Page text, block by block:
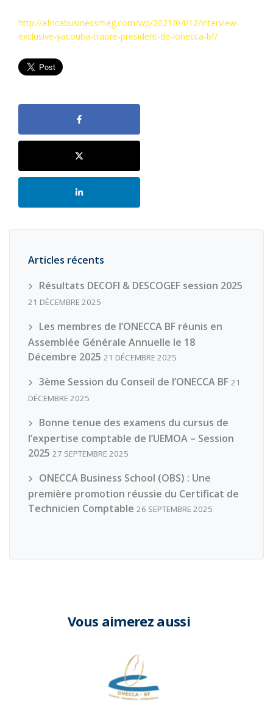
http://africabusinessmag.com/wp/2021/04/12/interview-
exclusive-yacouba-traore-president-de-lonecca-bf/
Articles récents
Résultats DECOFI & DESCOGEF session 2025
21 DÉCEMBRE 2025
Les membres de l’ONECCA BF réunis en
Assemblée Générale Annuelle le 18
Décembre 2025 21 DÉCEMBRE 2025
3ème Session du Conseil de l’ONECCA BF 21
DÉCEMBRE 2025
Bonne tenue des examens du cursus de
l’expertise comptable de l’UEMOA – Session
2025 27 SEPTEMBRE 2025
ONECCA Business School (OBS) : Une
première promotion réussie du Certificat de
Technicien Comptable 26 SEPTEMBRE 2025
Vous aimerez aussi